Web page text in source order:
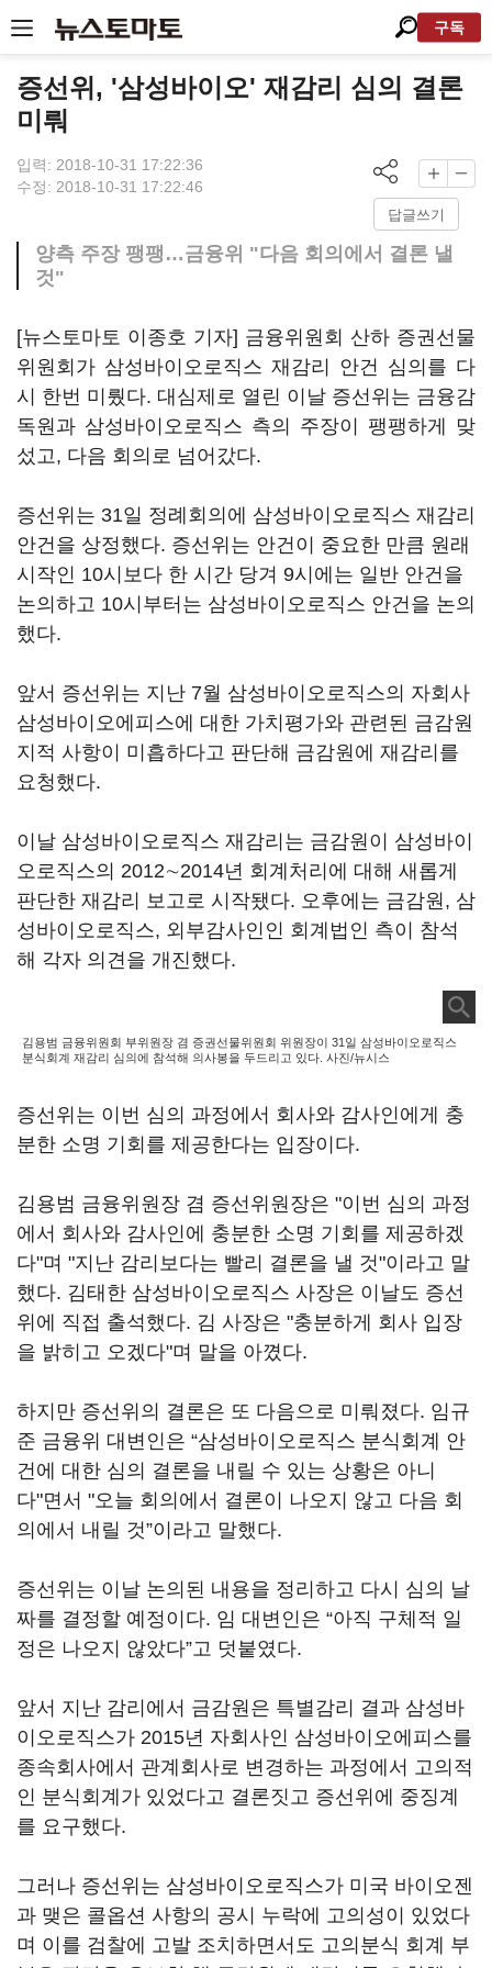
구독
증선위, '삼성바이오' 재감리 심의 결론
미뤄
입력: 2018-10-31 17:22:36
수정: 2018-10-31 17:22:46
답글쓰기
양측 주장 팽팽…금융위 "다음 회의에서 결론 낼
것"
[뉴스토마토 이종호 기자] 금융위원회 산하 증권선물
위원회가 삼성바이오로직스 재감리 안건 심의를 다
시 한번 미뤘다. 대심제로 열린 이날 증선위는 금융감
독원과 삼성바이오로직스 측의 주장이 팽팽하게 맞
섰고, 다음 회의로 넘어갔다.
증선위는 31일 정례회의에 삼성바이오로직스 재감리
안건을 상정했다. 증선위는 안건이 중요한 만큼 원래
시작인 10시보다 한 시간 당겨 9시에는 일반 안건을
논의하고 10시부터는 삼성바이오로직스 안건을 논의
했다.
앞서 증선위는 지난 7월 삼성바이오로직스의 자회사
삼성바이오에피스에 대한 가치평가와 관련된 금감원
지적 사항이 미흡하다고 판단해 금감원에 재감리를
요청했다.
이날 삼성바이오로직스 재감리는 금감원이 삼성바이
오로직스의 2012∼2014년 회계처리에 대해 새롭게
판단한 재감리 보고로 시작됐다. 오후에는 금감원, 삼
성바이오로직스, 외부감사인인 회계법인 측이 참석
해 각자 의견을 개진했다.
김용범 금융위원회 부위원장 겸 증권선물위원회 위원장이 31일 삼성바이오로직스
분식회계 재감리 심의에 참석해 의사봉을 두드리고 있다. 사진/뉴시스
증선위는 이번 심의 과정에서 회사와 감사인에게 충
분한 소명 기회를 제공한다는 입장이다.
김용범 금융위원장 겸 증선위원장은 "이번 심의 과정
에서 회사와 감사인에 충분한 소명 기회를 제공하겠
다"며 "지난 감리보다는 빨리 결론을 낼 것"이라고 말
했다. 김태한 삼성바이오로직스 사장은 이날도 증선
위에 직접 출석했다. 김 사장은 "충분하게 회사 입장
을 밝히고 오겠다"며 말을 아꼈다.
하지만 증선위의 결론은 또 다음으로 미뤄졌다. 임규
준 금융위 대변인은 “삼성바이오로직스 분식회계 안
건에 대한 심의 결론을 내릴 수 있는 상황은 아니
다"면서 "오늘 회의에서 결론이 나오지 않고 다음 회
의에서 내릴 것”이라고 말했다.
증선위는 이날 논의된 내용을 정리하고 다시 심의 날
짜를 결정할 예정이다. 임 대변인은 “아직 구체적 일
정은 나오지 않았다”고 덧붙였다.
앞서 지난 감리에서 금감원은 특별감리 결과 삼성바
이오로직스가 2015년 자회사인 삼성바이오에피스를
종속회사에서 관계회사로 변경하는 과정에서 고의적
인 분식회계가 있었다고 결론짓고 증선위에 중징계
를 요구했다.
그러나 증선위는 삼성바이오로직스가 미국 바이오젠
과 맺은 콜옵션 사항의 공시 누락에 고의성이 있었다
며 이를 검찰에 고발 조치하면서도 고의분식 회계 부